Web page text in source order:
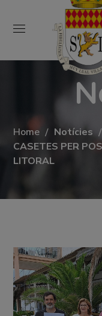
Home Notícies
CASETES PER
LITORAL